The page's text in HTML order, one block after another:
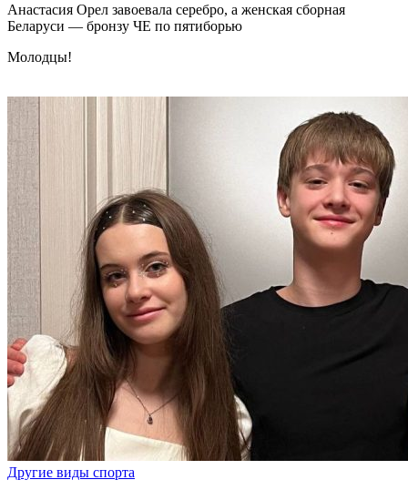
Анастасия Орел завоевала серебро, а женская сборная
Беларуси — бронзу ЧЕ по пятиборью
Молодцы!
Другие виды спорта